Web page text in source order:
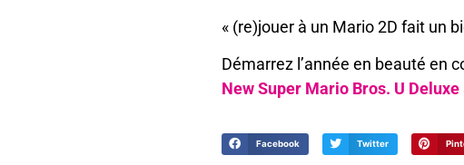
« (re)jouer à un Mario 2D fait un
Démarrez l’année en beauté en
New Super Mario Bros. U Deluxe
Facebook Twitter